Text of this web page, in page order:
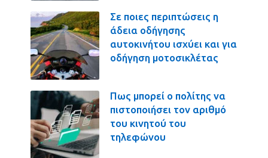
Σε ποιες περιπτώσεις η
άδεια οδήγησης
αυτοκινήτου ισχύει και για
οδήγηση μοτοσικλέτας
Πως μπορεί ο πολίτης να
πιστοποιήσει τον αριθμό
του κινητού του
τηλεφώνου